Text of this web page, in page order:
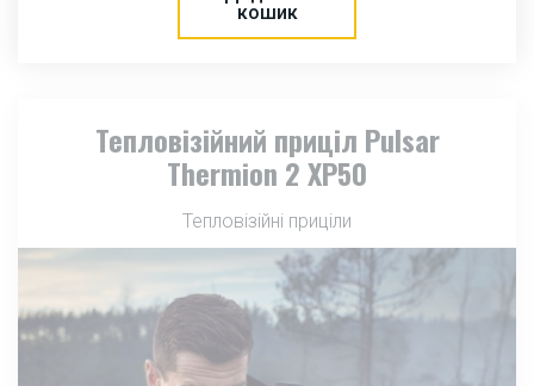
кошик
Тепловізійний приціл Pulsar
Thermion 2 XP50
Тепловізійні приціли